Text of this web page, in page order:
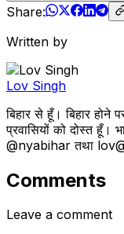
Share:
Written by
Lov Singh
बिहार से हूँ। बिहार होने
प्रवासियों को दोस्त
@nyabihar तथा
Comments
Leave a comment